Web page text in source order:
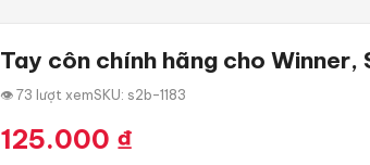
Tay côn chính hãng cho Winner,
👁 73 lượt xemSKU: s2b-1183
125.000 ₫